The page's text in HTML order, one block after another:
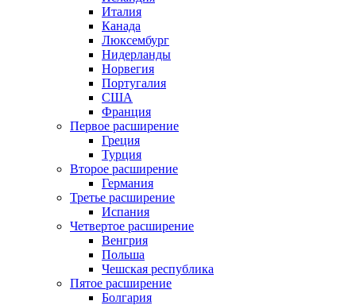
Италия
Канада
Люксембург
Нидерланды
Норвегия
Португалия
США
Франция
Первое расширение
Греция
Турция
Второе расширение
Германия
Третье расширение
Испания
Четвертое расширение
Венгрия
Польша
Чешская республика
Пятое расширение
Болгария